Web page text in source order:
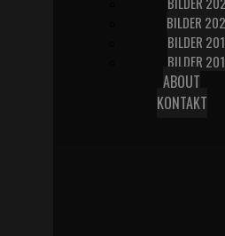
BILDER
BILDER
BILDER
ABOUT
KONTAKT